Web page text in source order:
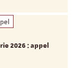
2026 : appel